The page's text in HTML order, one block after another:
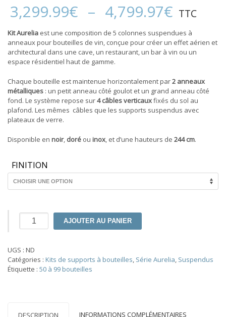
3,299.99€ – 4,799.97€ Plage
de
prix :
à
TTC
Kit Aurelia est une composition de 5 colonnes suspendues à
anneaux pour bouteilles de vin, conçue pour créer un effet aérien et
architectural dans une cave, un restaurant, un bar à vin ou un
espace résidentiel haut de gamme.
Chaque bouteille est maintenue horizontalement par2 anneaux
métalliques : un petit anneau côté goulot et un grand anneau côté
fond. Le système repose sur4 câbles verticauxfixés du sol au
plafond. Les mêmes câbles que les supports suspendus avec
plateaux de verre.
Disponible en noir, doré ou inox, et d’une hauteurs de 244 cm.
FINITION
quantité
5
Colonnes
suspendues
bouteilles
AJOUTER AU PANIER
UGS : ND
Catégories : Kits de supports à bouteilles, Série Aurelia, Suspendus
Étiquette : 50 à 99 bouteilles
DESCRIPTION INFORMATIONS COMPLÉMENTAIRES